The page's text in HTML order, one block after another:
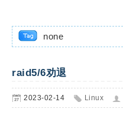
none
raid5/6劝退
2023-02-14 Linux